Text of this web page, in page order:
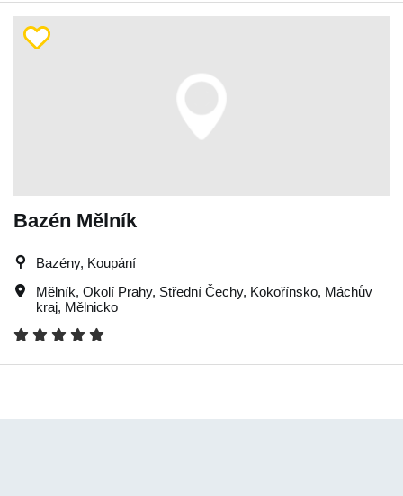
Bazén Mělník
Bazény, Koupání
Mělník, Okolí Prahy, Střední Čechy, Kokořínsko, Máchův
kraj, Mělnicko